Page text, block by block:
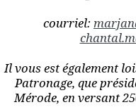
courriel:
Il vous est également
Patronage, que
Mérode, en versant